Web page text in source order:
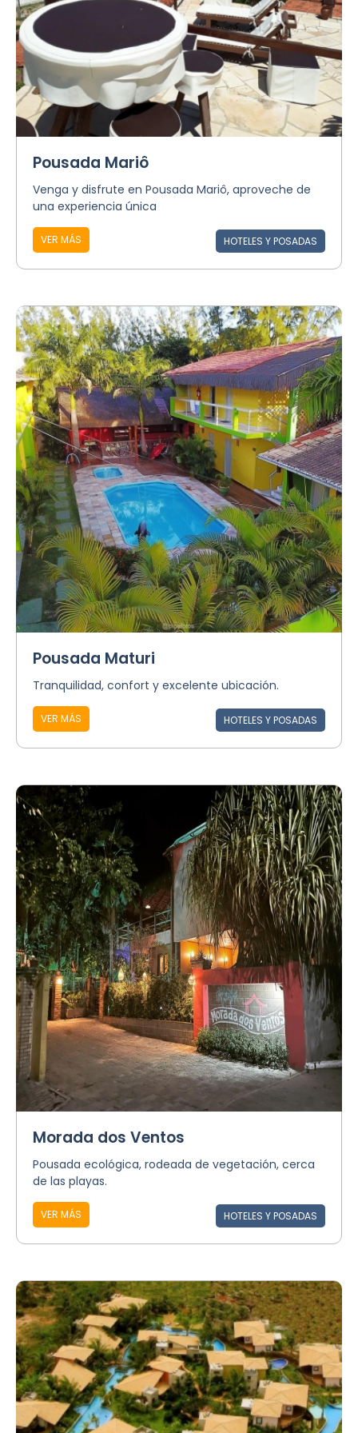
Pousada Mariô
Venga y disfrute en Pousada Mariô, aproveche de
una experiencia única
VER MÁS HOTELES Y POSADAS
Pousada Maturi
Tranquilidad, confort y excelente ubicación.
VER MÁS HOTELES Y POSADAS
Morada dos Ventos
Pousada ecológica, rodeada de vegetación, cerca
de las playas.
VER MÁS HOTELES Y POSADAS